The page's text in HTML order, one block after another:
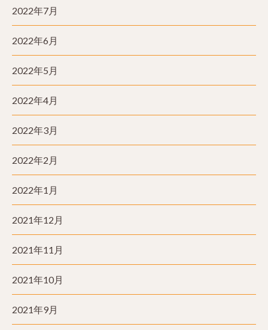
2022年7月
2022年6月
2022年5月
2022年4月
2022年3月
2022年2月
2022年1月
2021年12月
2021年11月
2021年10月
2021年9月